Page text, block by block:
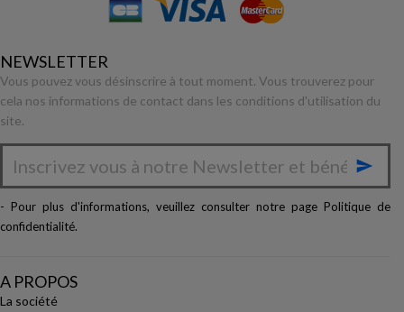
NEWSLETTER
Vous pouvez vous désinscrire à tout moment. Vous trouverez pour
cela nos informations de contact dans les conditions d'utilisation du
site.

- Pour plus d'informations, veuillez consulter notre page Politique de
confidentialité.
A PROPOS
La société